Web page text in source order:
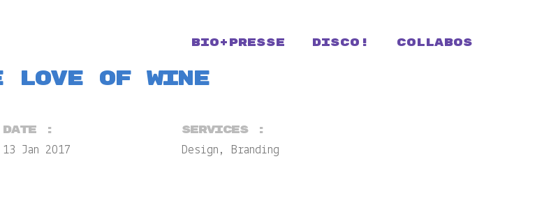
BIO+PRESSE DISCO! COLLABOS
Love of Wine
Date :
13 Jan 2017
Services :
Design, Branding